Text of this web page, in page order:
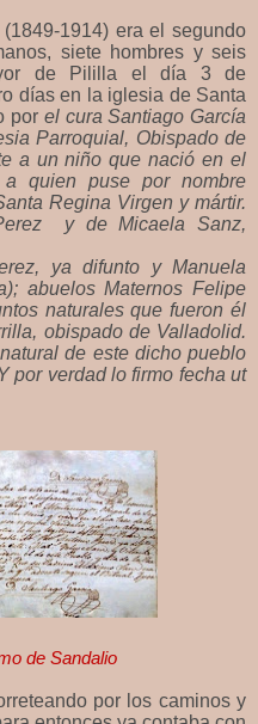
1914) era el segundo
siete hombres y seis
de Pililla el día 3 de
días en la iglesia de Santa
por el cura Santiago García
Parroquial, Obispado de
a un niño que nació en el
quien puse por nombre
Regina Virgen y mártir.
y de Micaela Sanz,
ya difunto y Manuela
abuelos Maternos Felipe
naturales que fueron él
obispado de Valladolid.
de este dicho pueblo
por verdad lo firmo fecha ut
de Sandalio
por los caminos y